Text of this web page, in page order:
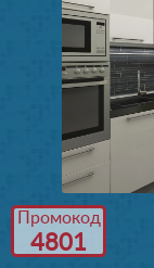
Промокод
4801